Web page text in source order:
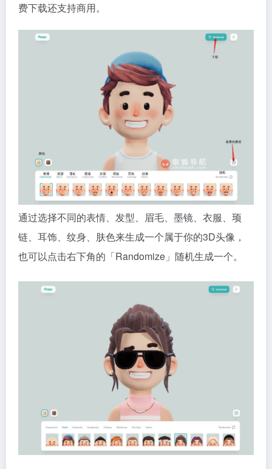
费下载还支持商用。
通过选择不同的表情、发型、眉毛、墨镜、衣服、顼
链、耳饰、纹身、肤色来生成一个属于你的3D头像，
也可以点击右下角的「Randomize」随机生成一个。